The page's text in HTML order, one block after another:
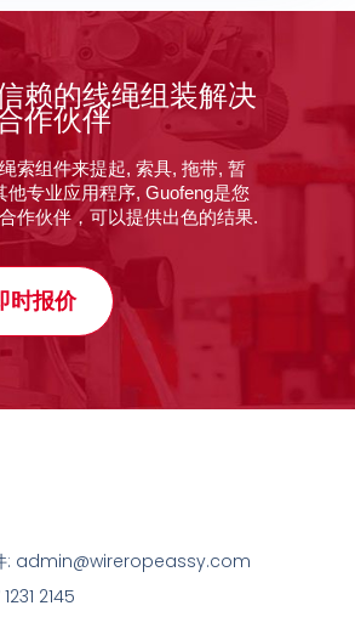
赖的线绳组装解决
作伙伴
索组件来提起, 索具, 拖带, 暂
他专业应用程序, Guofeng是您
作伙伴，可以提供出色的结果.
时报价
: admin@wireropeassy.com
2145